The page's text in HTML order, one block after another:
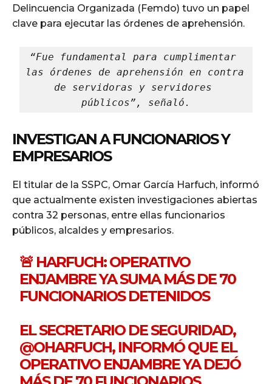
Delincuencia Organizada (Femdo) tuvo un papel
clave para ejecutar las órdenes de aprehensión.
“Fue fundamental para cumplimentar
las órdenes de aprehensión en contra
de servidoras y servidores
públicos”, señaló.
INVESTIGAN A FUNCIONARIOS Y
EMPRESARIOS
El titular de la SSPC, Omar García Harfuch, informó
que actualmente existen investigaciones abiertas
contra 32 personas, entre ellas funcionarios
públicos, alcaldes y empresarios.
🚨 HARFUCH: OPERATIVO
ENJAMBRE YA SUMA MÁS DE 70
FUNCIONARIOS DETENIDOS
EL SECRETARIO DE SEGURIDAD,
@OHARFUCH, INFORMÓ QUE EL
OPERATIVO ENJAMBRE YA DEJÓ